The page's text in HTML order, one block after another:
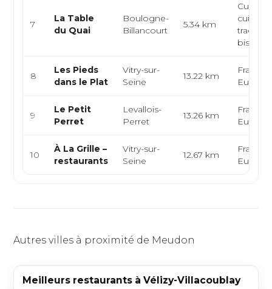
7
La Table
du Quai
Boulogne-
Billancourt
5.34 km
Cuisine
cuisine
bistrot,
8
Les Pieds
dans le Plat
Vitry-sur-
Seine
13.22 km
9
Le Petit
Perret
Levallois-
Perret
13.26 km
10
À La Grille –
restaurants
Vitry-sur-
Seine
12.67 km
Autres villes à proximité de Meudon
Meilleurs restaurants à Vélizy-Villacoublay